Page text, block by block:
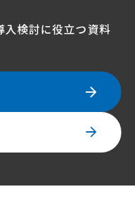
入検討に役立つ資料